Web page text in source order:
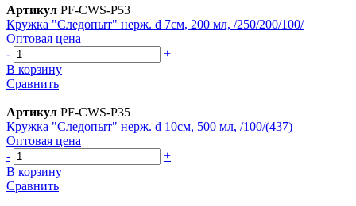
Артикул PF-CWS-P53
Кружка "Следопыт" нерж. d 7см, 200 мл, /250/200/100/
Оптовая цена
-
+
В корзину
Сравнить
Артикул PF-CWS-P35
Кружка "Следопыт" нерж. d 10см, 500 мл, /100/(437)
Оптовая цена
-
+
В корзину
Сравнить